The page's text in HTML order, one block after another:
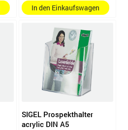
In den Einkaufswagen
SIGEL Prospekthalter
acrylic DIN A5